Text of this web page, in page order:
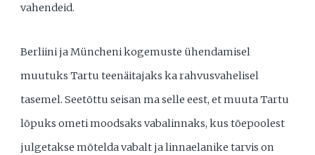
vahendeid.
Berliini ja Müncheni kogemuste ühendamisel
muutuks Tartu teenäitajaks ka rahvusvahelisel
tasemel. Seetõttu seisan ma selle eest, et muuta Tartu
lõpuks ometi moodsaks vabalinnaks, kus tõepoolest
julgetakse mõtelda vabalt ja linnaelanike tarvis on